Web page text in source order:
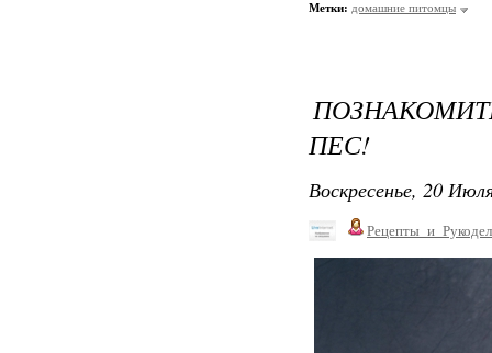
Метки: домашние питомцы
ПЕС!
Воскресенье, 20